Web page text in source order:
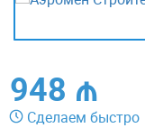
948 ₼
Сделаем быстро